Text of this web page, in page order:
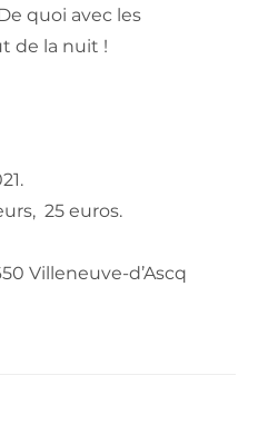
quoi avec les
de la nuit !
25 euros.
Villeneuve-d’Ascq